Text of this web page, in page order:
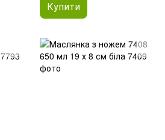
Купити